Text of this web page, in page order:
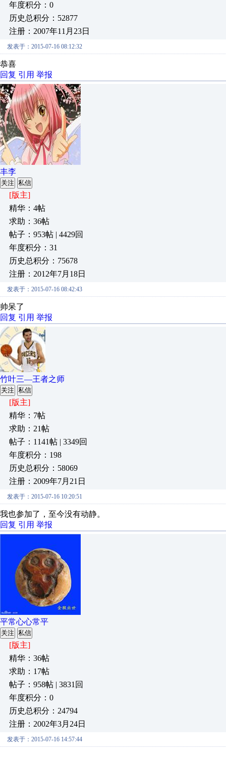
年度积分：0
历史总积分：52877
注册：2007年11月23日
发表于：2015-07-16 08:12:32
恭喜
回复 引用 举报
丰李
关注 私信
[版主]
精华：4帖
求助：36帖
帖子：953帖 | 4429回
年度积分：31
历史总积分：75678
注册：2012年7月18日
发表于：2015-07-16 08:42:43
帅呆了
回复 引用 举报
竹叶三—王者之师
关注 私信
[版主]
精华：7帖
求助：21帖
帖子：1141帖 | 3349回
年度积分：198
历史总积分：58069
注册：2009年7月21日
发表于：2015-07-16 10:20:51
我也参加了，至今没有动静。
回复 引用 举报
平常心心常平
关注 私信
[版主]
精华：36帖
求助：17帖
帖子：958帖 | 3831回
年度积分：0
历史总积分：24794
注册：2002年3月24日
发表于：2015-07-16 14:57:44